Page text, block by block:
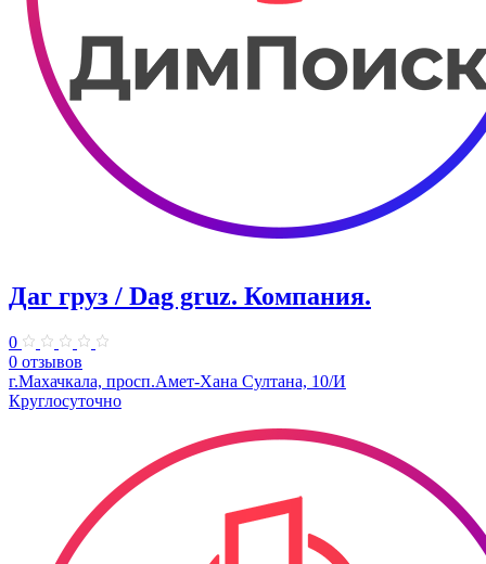
Даг груз / Dag gruz. ​Компания.
0
0 отзывов
г.Махачкала, просп.Амет-Хана Султана, 10/И
Круглосуточно